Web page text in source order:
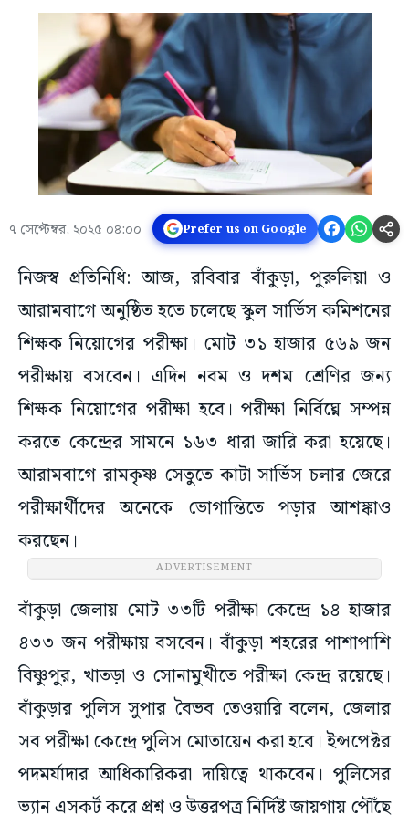
৭ সেপ্টেম্বর, ২০২৫ ০৪:০০ Prefer us on Google
নিজস্ব প্রতিনিধি: আজ, রবিবার বাঁকুড়া, পুরুলিয়া ও
আরামবাগে অনুষ্ঠিত হতে চলেছে স্কুল সার্ভিস কমিশনের
শিক্ষক নিয়োগের পরীক্ষা। মোট ৩১ হাজার ৫৬৯ জন
পরীক্ষায় বসবেন। এদিন নবম ও দশম শ্রেণির জন্য
শিক্ষক নিয়োগের পরীক্ষা হবে। পরীক্ষা নির্বিঘ্নে সম্পন্ন
করতে কেন্দ্রের সামনে ১৬৩ ধারা জারি করা হয়েছে।
আরামবাগে রামকৃষ্ণ সেতুতে কাটা সার্ভিস চলার জেরে
পরীক্ষার্থীদের অনেকে ভোগান্তিতে পড়ার আশঙ্কাও
করছেন।
ADVERTISEMENT
বাঁকুড়া জেলায় মোট ৩৩টি পরীক্ষা কেন্দ্রে ১৪ হাজার
৪৩৩ জন পরীক্ষায় বসবেন। বাঁকুড়া শহরের পাশাপাশি
বিষ্ণুপুর, খাতড়া ও সোনামুখীতে পরীক্ষা কেন্দ্র রয়েছে।
বাঁকুড়ার পুলিস সুপার বৈভব তেওয়ারি বলেন, জেলার
সব পরীক্ষা কেন্দ্রে পুলিস মোতায়েন করা হবে। ইন্সপেক্টর
পদমর্যাদার আধিকারিকরা দায়িত্বে থাকবেন। পুলিসের
ভ্যান এসকর্ট করে প্রশ্ন ও উত্তরপত্র নির্দিষ্ট জায়গায় পৌঁছে